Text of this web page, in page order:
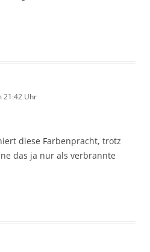
21:42 Uhr
diese Farbenpracht, trotz
das ja nur als verbrannte